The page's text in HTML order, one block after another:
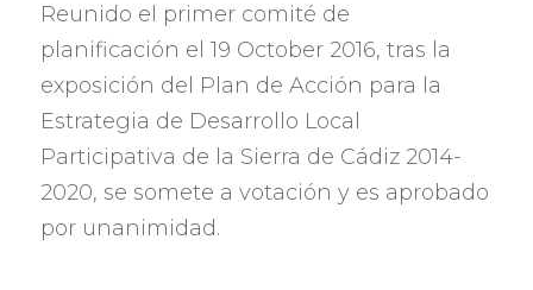
Reunido el primer comité de
planificación el 19 October 2016, tras la
exposición del Plan de Acción para la
Estrategia de Desarrollo Local
Participativa de la Sierra de Cádiz2014-
2020, se somete a votación y es aprobado
por unanimidad.